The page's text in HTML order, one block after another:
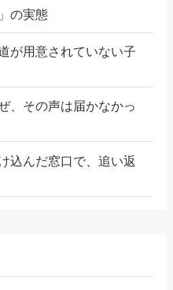
の実態
が用意されていない子
その声は届かなかっ
んだ窓口で、追い返